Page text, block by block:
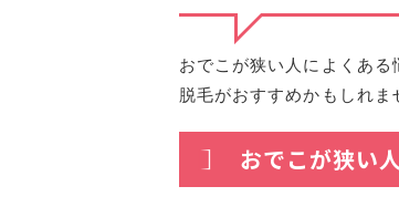
おでこが狭い人によくあ
脱毛がおすすめかもしれま
おでこが狭い